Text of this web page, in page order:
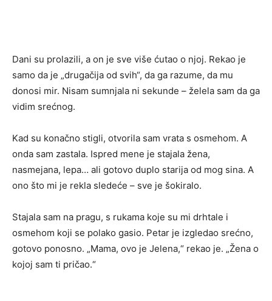
Dani su prolazili, a on je sve više ćutao o njoj. Rekao je
samo da je „drugačija od svih“, da ga razume, da mu
donosi mir. Nisam sumnjala ni sekunde – želela sam da ga
vidim srećnog.
Kad su konačno stigli, otvorila sam vrata s osmehom. A
onda sam zastala. Ispred mene je stajala žena,
nasmejana, lepa… ali gotovo duplo starija od mog sina. A
ono što mi je rekla sledeće – sve je šokiralo.
Stajala sam na pragu, s rukama koje su mi drhtale i
osmehom koji se polako gasio. Petar je izgledao srećno,
gotovo ponosno. „Mama, ovo je Jelena,“ rekao je. „Žena o
kojoj sam ti pričao.“